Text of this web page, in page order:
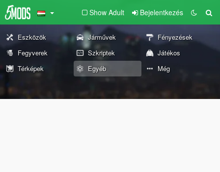
Show Adult Bejelentkezés
Eszközök Járművek
Fényezések
Fegyverek
Szkriptek
Játékos
Térképek
Egyéb Még